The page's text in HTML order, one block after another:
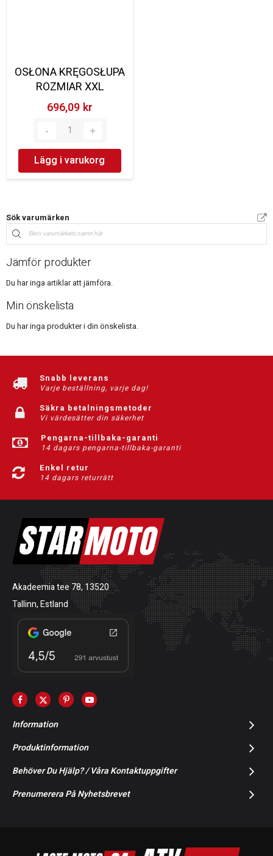
OSŁONA KRĘGOSŁUPA
ROZMIAR XXL
696,09 kr‎
Lägg i varukorg
Sök varumärken
Jämför produkter
Du har inga artiklar att jämföra.
Min önskelista
Du har inga produkter i din önskelista.
Snabb leverans
Varje beställning, varje dag!
Säkra betalningsmetoder
Vi värdesätter din säkerhet
Pengarna-tillbaka-garanti
14 dagars pengarna-tillbaka-garanti
Enkel retur
14 dagars returrätt
Akadeemia tee 78, 13520
Tallinn, Estland
Information
Produktinformation
Behöver Du Hjälp? / Våra Kontaktuppgifter
Prenumerera På Nyhetsbrevet